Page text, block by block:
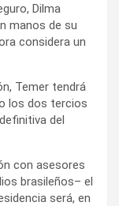
Dilma
manos de su
considera un
Temer tendrá
los dos tercios
del
con asesores
brasileños– el
será, en